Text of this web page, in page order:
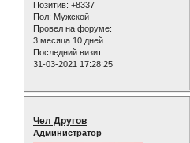
Позитив: +8337
Пол: Мужской
Провел на форуме:
3 месяца 10 дней
Последний визит:
31-03-2021 17:28:25
Чел Другов
Администратор